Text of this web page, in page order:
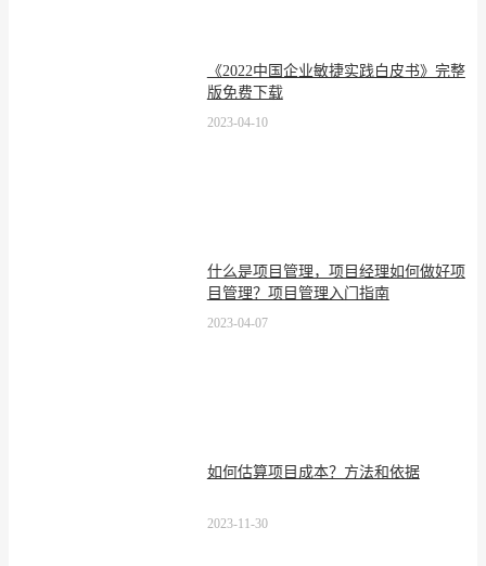
《2022中国企业敏捷实践白皮书》完整
版免费下载
2023-04-10
什么是项目管理，项目经理如何做好项
目管理？项目管理入门指南
2023-04-07
如何估算项目成本？方法和依据
2023-11-30